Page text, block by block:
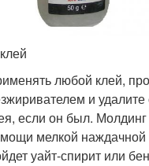
любой клей,
и
если он был.
мелкой
уайт-спирит или